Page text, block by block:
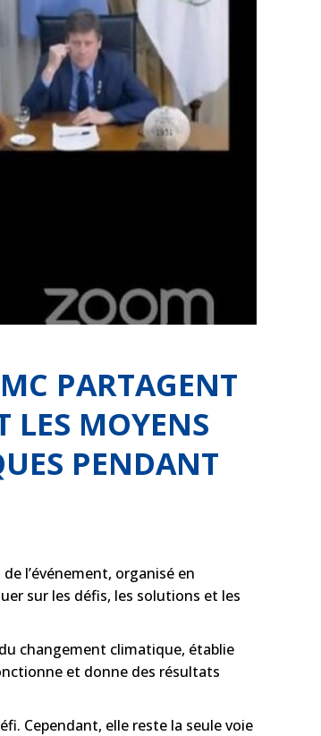
PARTAGENT
LES MOYENS
PENDANT
l’événement, organisé en
sur les défis, les solutions et les
changement climatique, établie
et donne des résultats
Cependant, elle reste la seule voie